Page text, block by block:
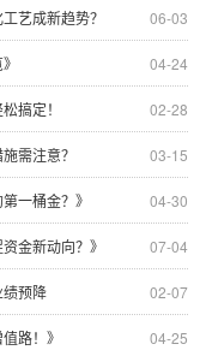
06-03
艺成新趋势？
04-24
02-28
搞定！
03-15
需注意？
04-30
一桶金？》
07-04
金新动向？》
02-07
预降
04-25
路！》